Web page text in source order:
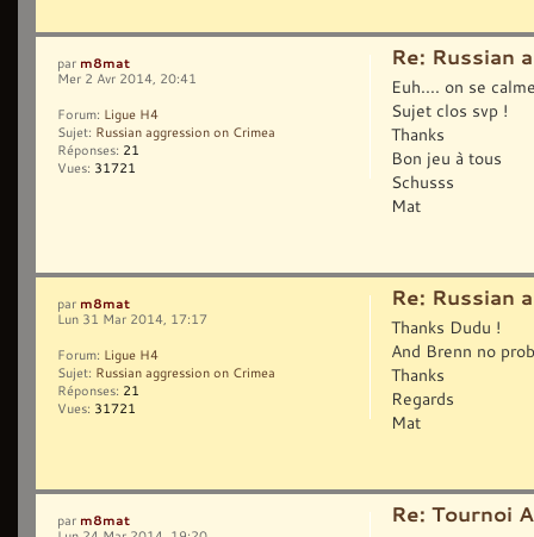
Re: Russian
Euh.... on se
Sujet clos svp !
Thanks
Bon jeu à tous
Schusss
Mat
par m8mat
Mer 2 Avr 2014, 20:41
Forum: Ligue H4
Sujet: Russian aggression on Crimea
Réponses: 21
Vues: 31721
Re: Russian
Thanks Dudu !
And Brenn no
Thanks
Regards
Mat
par m8mat
Lun 31 Mar 2014, 17:17
Forum: Ligue H4
Sujet: Russian aggression on Crimea
Réponses: 21
Vues: 31721
Re: Tournoi
par m8mat